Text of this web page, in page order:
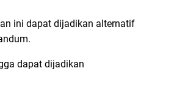
ini dapat dijadikan alternatif
dapat dijadikan